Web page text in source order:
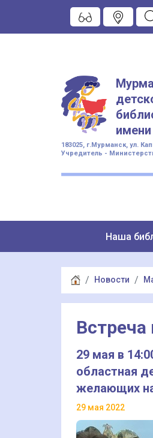
имени
183025, г.Мурманск, ул.
Учредитель -
Наша
Новости
29 мая в
областная
желающих
29 мая 2022